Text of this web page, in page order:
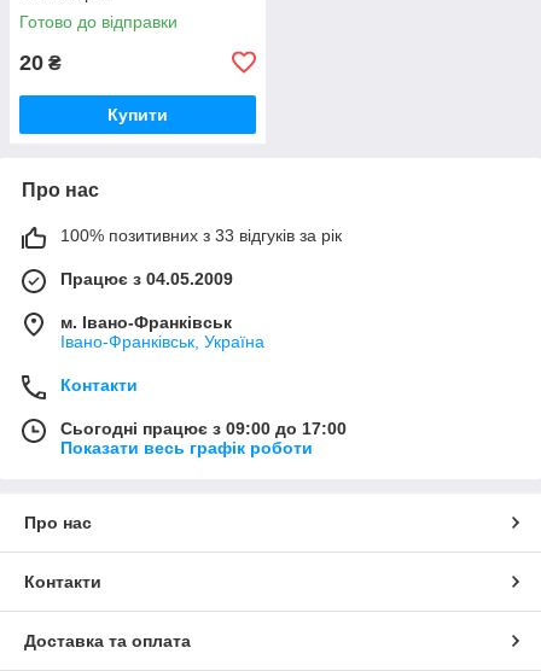
Готово до відправки
20 ₴
Купити
Про нас
100% позитивних з 33 відгуків за рік
Працює з 04.05.2009
м. Івано-Франківськ
Івано-Франківськ, Україна
Контакти
Сьогодні працює з 09:00 до 17:00
Показати весь графік роботи
Про нас
Контакти
Доставка та оплата